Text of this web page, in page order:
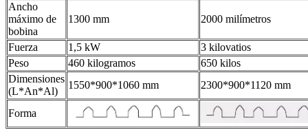
Ancho
máximo de
bobina
1300 mm 2000 milímetros
Fuerza 1,5 kW
3 kilovatios
Peso
460 kilogramos
650 kilos
Dimensiones
(L*An*Al)
1550*900*1060 mm 2300*900*1120 mm
Forma